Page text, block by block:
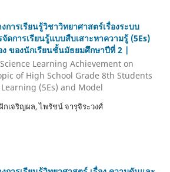
ารเรียนรู้วิชาวิทยาศาสตร์เรื่องระบบ
ดการเรียนรู้แบบสืบเสาะหาความรู้ (5Es)
ของนักเรียนชั้นมัธยมศึกษาปีที่ 2 |
Learning Achievement on
of High School Grade 8th Students
(5Es) and Model
เจริญผล, ไพรัชน์ จารุจิระวงศ์